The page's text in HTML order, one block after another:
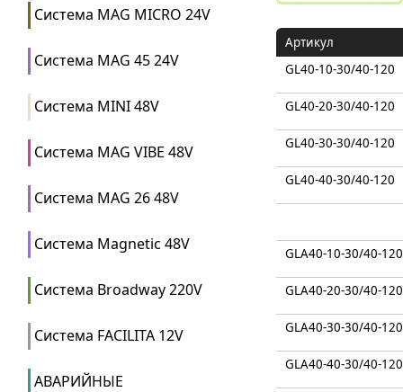
Система MAG MICRO 24V
Система MAG 45 24V
Система MINI 48V
Система MAG VIBE 48V
Система MAG 26 48V
Система Magnetic 48V
Система Broadway 220V
Система FACILITA 12V
АВАРИЙНЫЕ
Артикул
GL40-10-30/40-120
GL40-20-30/40-120
GL40-30-30/40-120
GL40-40-30/40-120
GLA40-10-30/40-120
GLA40-20-30/40-120
GLA40-30-30/40-120
GLA40-40-30/40-120